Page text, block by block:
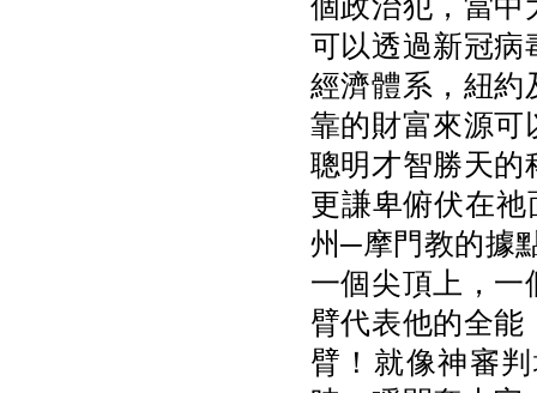
可以透過新冠病
經濟體系，紐約
靠的財富來源可
聰明才智勝天的
更謙卑俯伏在
州─摩門教的據
一個尖頂上，一
臂代表他的全能
臂！就像神審